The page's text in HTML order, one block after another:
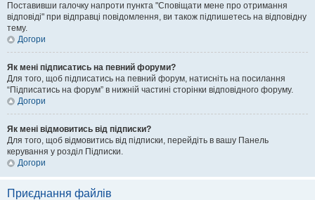
Поставивши галочку напроти пункта "Сповіщати мене про отримання
відповіді" при відправці повідомлення, ви також підпишетесь на відповідну
тему.
Догори
Як мені підписатись на певний форуми?
Для того, щоб підписатись на певний форум, натисніть на посилання
“Підписатись на форум” в нижній частині сторінки відповідного форуму.
Догори
Як мені відмовитись від підписки?
Для того, щоб відмовитись від підписки, перейдіть в вашу Панель
керування у розділ Підписки.
Догори
Приєднання файлів